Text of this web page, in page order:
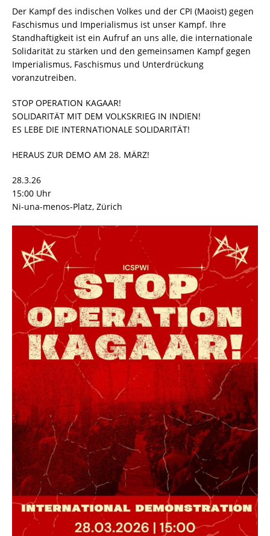
Der Kampf des indischen Volkes und der CPI (Maoist) gegen
Faschismus und Imperialismus ist unser Kampf. Ihre
Standhaftigkeit ist ein Aufruf an uns alle, die internationale
Solidarität zu stärken und den gemeinsamen Kampf gegen
Imperialismus, Faschismus und Unterdrückung
voranzutreiben.
STOP OPERATION KAGAAR!
SOLIDARITÄT MIT DEM VOLKSKRIEG IN INDIEN!
ES LEBE DIE INTERNATIONALE SOLIDARITÄT!
HERAUS ZUR DEMO AM 28. MÄRZ!
28.3.26
15:00 Uhr
Ni-una-menos-Platz, Zürich